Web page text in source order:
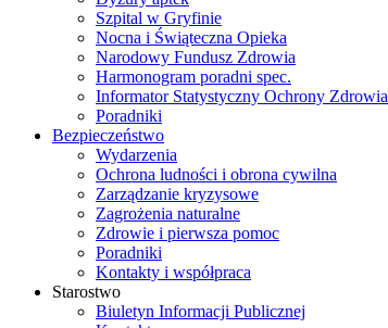
Szpital w Gryfinie
Nocna i Świąteczna Opieka
Narodowy Fundusz Zdrowia
Harmonogram poradni spec.
Informator Statystyczny Ochrony Zdrowia
Poradniki
Bezpieczeństwo
Wydarzenia
Ochrona ludności i obrona cywilna
Zarządzanie kryzysowe
Zagrożenia naturalne
Zdrowie i pierwsza pomoc
Poradniki
Kontakty i współpraca
Starostwo
Biuletyn Informacji Publicznej